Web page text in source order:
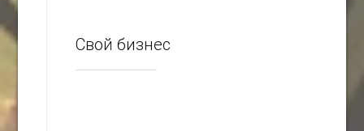
Свой бизнес